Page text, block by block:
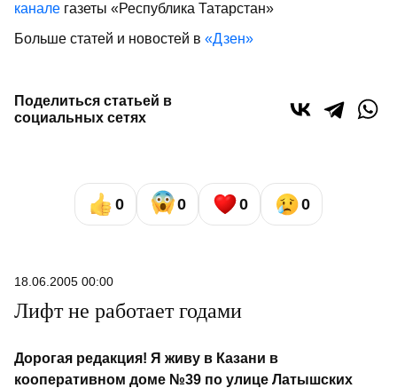
канале газеты «Республика Татарстан»
Больше статей и новостей в «Дзен»
Поделиться статьей в
социальных сетях
0 0 0 0
18.06.2005 00:00
Лифт не работает годами
Дорогая редакция! Я живу в Казани в
кооперативном доме №39 по улице Латышских